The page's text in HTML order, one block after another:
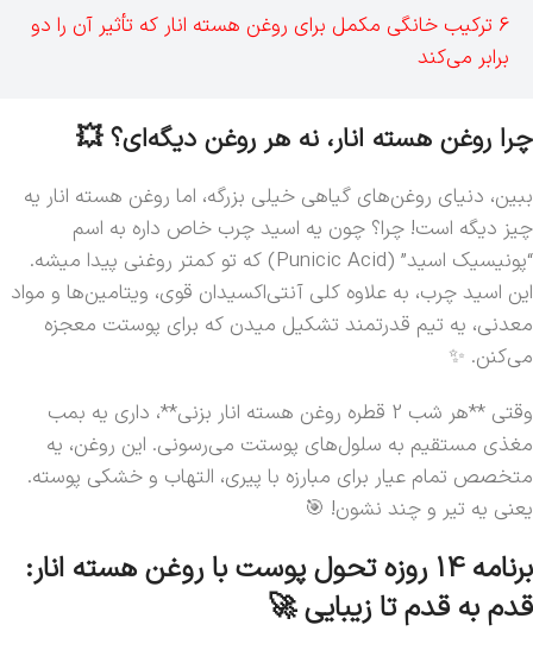
6 ترکیب خانگی مکمل برای روغن هسته انار که تأثیر آن را دو
برابر می‌کند
چرا روغن هسته انار، نه هر روغن دیگه‌ای؟ 💥
ببین، دنیای روغن‌های گیاهی خیلی بزرگه، اما روغن هسته انار یه
چیز دیگه است! چرا؟ چون یه اسید چرب خاص داره به اسم
“پونیسیک اسید” (Punicic Acid) که تو کمتر روغنی پیدا میشه.
این اسید چرب، به علاوه کلی آنتی‌اکسیدان قوی، ویتامین‌ها و مواد
معدنی، یه تیم قدرتمند تشکیل میدن که برای پوستت معجزه
می‌کنن. ✨
وقتی **هر شب 2 قطره روغن هسته انار بزنی**، داری یه بمب
مغذی مستقیم به سلول‌های پوستت می‌رسونی. این روغن، یه
متخصص تمام عیار برای مبارزه با پیری، التهاب و خشکی پوسته.
یعنی یه تیر و چند نشون! 🎯
برنامه 14 روزه تحول پوست با روغن هسته انار:
قدم به قدم تا زیبایی 🚀